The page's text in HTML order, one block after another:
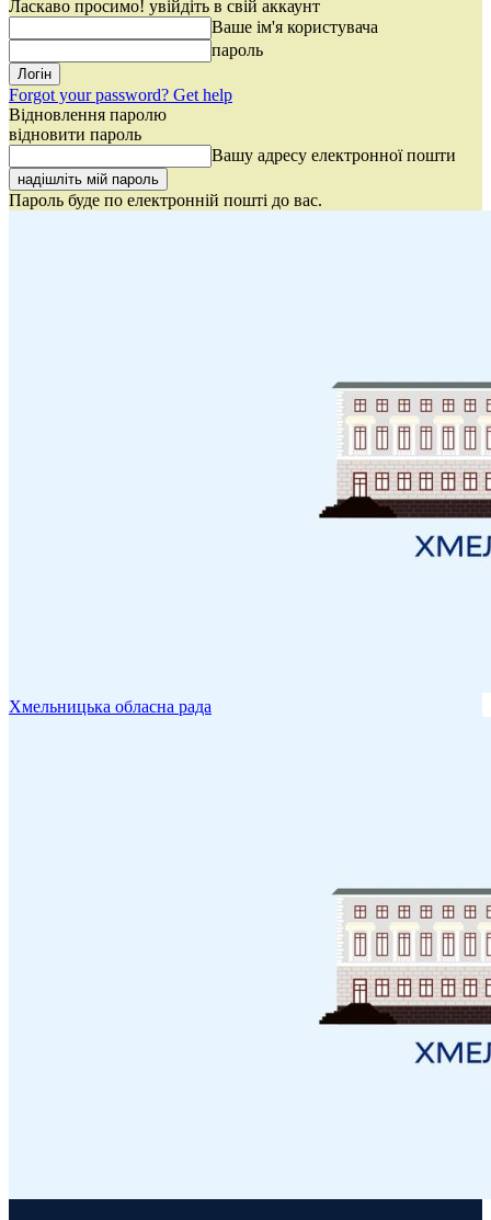
Ласкаво просимо! увійдіть в свій аккаунт
Ваше ім'я користувача
пароль
Forgot your password? Get help
Відновлення паролю
відновити пароль
Вашу адресу електронної пошти
Пароль буде по електронній пошті до вас.
Хмельницька обласна рада